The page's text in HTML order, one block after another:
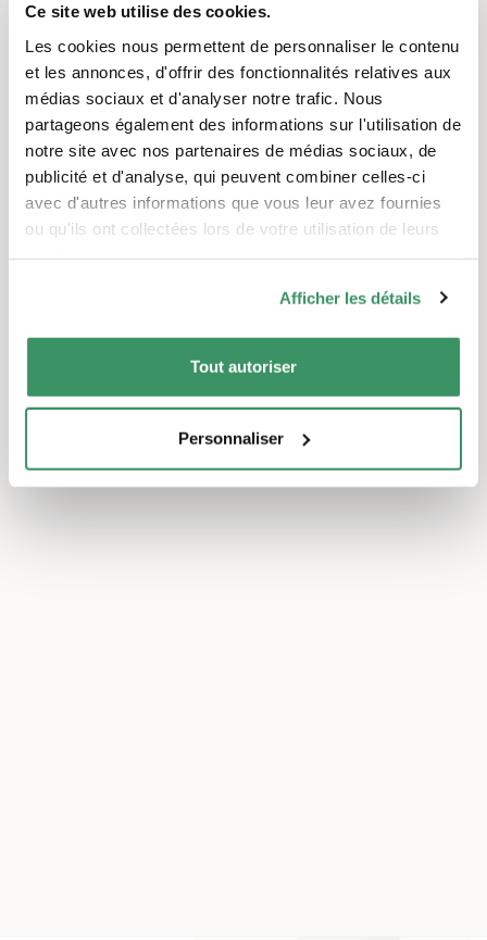
Ce site web utilise des cookies.
Les cookies nous permettent de personnaliser le contenu
et les annonces, d'offrir des fonctionnalités relatives aux
médias sociaux et d'analyser notre trafic. Nous
partageons également des informations sur l'utilisation de
notre site avec nos partenaires de médias sociaux, de
publicité et d'analyse, qui peuvent combiner celles-ci
avec d'autres informations que vous leur avez fournies
ou qu'ils ont collectées lors de votre utilisation de leurs
Afficher les détails
Tout autoriser
Personnaliser